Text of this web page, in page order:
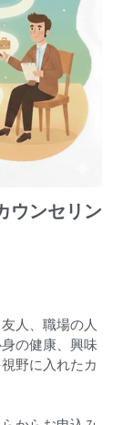
ウンセリン
人、職場の人
の健康、興味
野に入れたカ